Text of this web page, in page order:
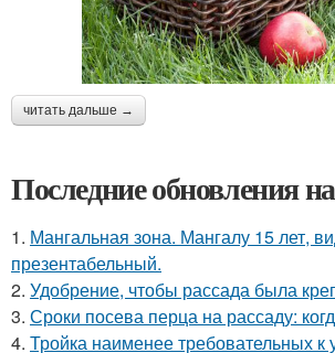
читать дальше →
Последние обновления
1. Мангальная зона. Мангалу 15 лет,
презентабельный.
2. Удобрение, чтобы рассада была
3. Сроки посева перца на рассаду:
4. Тройка наименее требовательных к